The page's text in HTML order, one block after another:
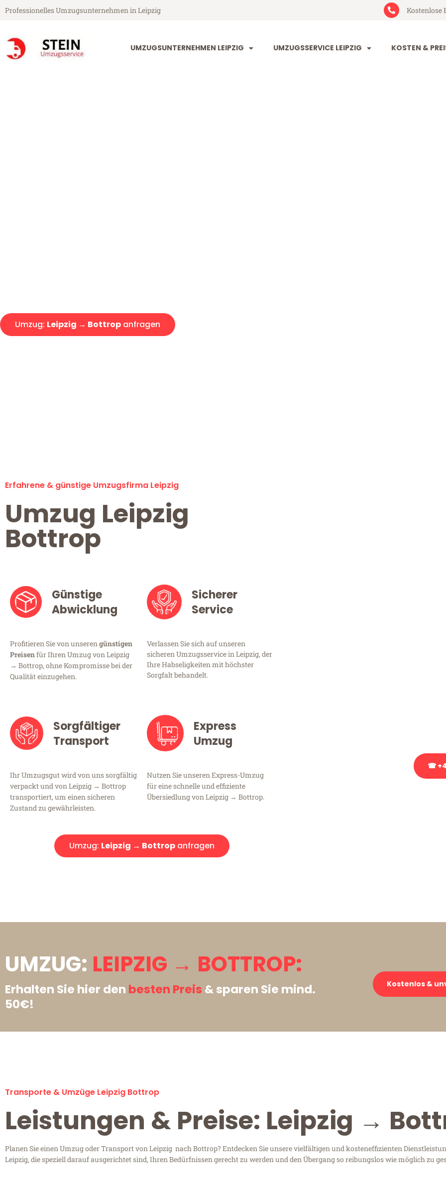
Professionelles Umzugsunternehmen in Leipzig Kostenlose
UMZUGSUNTERNEHMEN LEIPZIG UMZUGSSERVICE LEIPZIG KOSTEN &
Umzug: Leipzig → Bottrop anfragen
Erfahrene & günstige Umzugsfirma Leipzig
Umzug Leipzig
Bottrop
Günstige
Abwicklung
Profitieren Sie von unserengünstigen
Preisenfür Ihren Umzug von Leipzig
→ Bottrop, ohne Kompromisse bei der
Qualität einzugehen.
Sicherer
Service
Verlassen Sie sich auf unseren
sicheren Umzugsservice in Leipzig, der
Ihre Habseligkeiten mit höchster
Sorgfalt behandelt.
Sorgfältiger
Transport
Ihr Umzugsgut wird von uns sorgfältig
verpackt und von Leipzig → Bottrop
transportiert, um einen sicheren
Zustand zu gewährleisten.
Express
Umzug
Nutzen Sie unseren Express-Umzug
für eine schnelle und effiziente
Übersiedlung von Leipzig → Bottrop.
Umzug: Leipzig → Bottrop anfragen
☎
UMZUG: LEIPZIG → BOTTROP:
Erhalten Sie hier den besten Preis & sparen Sie mind.
50€!
Kostenlos &
Transporte & Umzüge Leipzig Bottrop
Leistungen & Preise: Leipzig →
Planen Sie einen Umzug oder Transport von Leipzig nach Bottrop? Entdecken Sie unsere vielfältigen und kosteneffizienten
Leipzig, die speziell darauf ausgerichtet sind, Ihren Bedürfnissen gerecht zu werden und den Übergang so reibungslos wie möglich zu